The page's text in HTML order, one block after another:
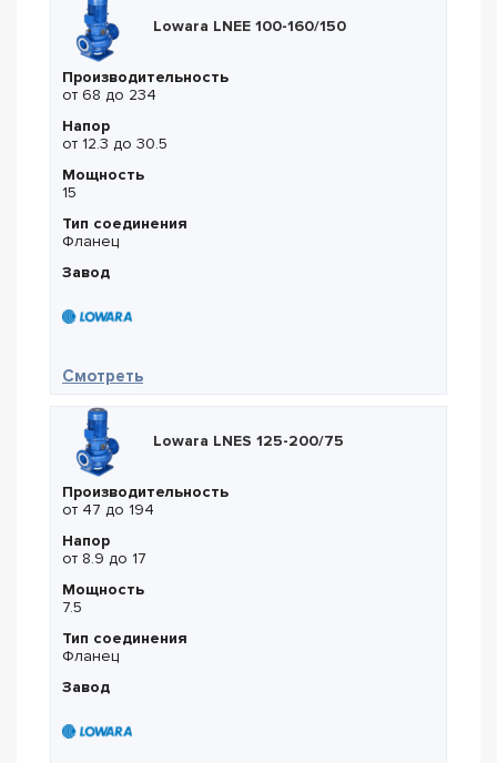
Lowara LNEE 100-160/150
Производительность
от 68 до 234
Напор
от 12.3 до 30.5
Мощность
15
Тип соединения
Фланец
Завод
Смотреть— Lowara LNEE 100-160/150
Lowara LNES 125-200/75
Производительность
от 47 до 194
Напор
от 8.9 до 17
Мощность
7.5
Тип соединения
Фланец
Завод